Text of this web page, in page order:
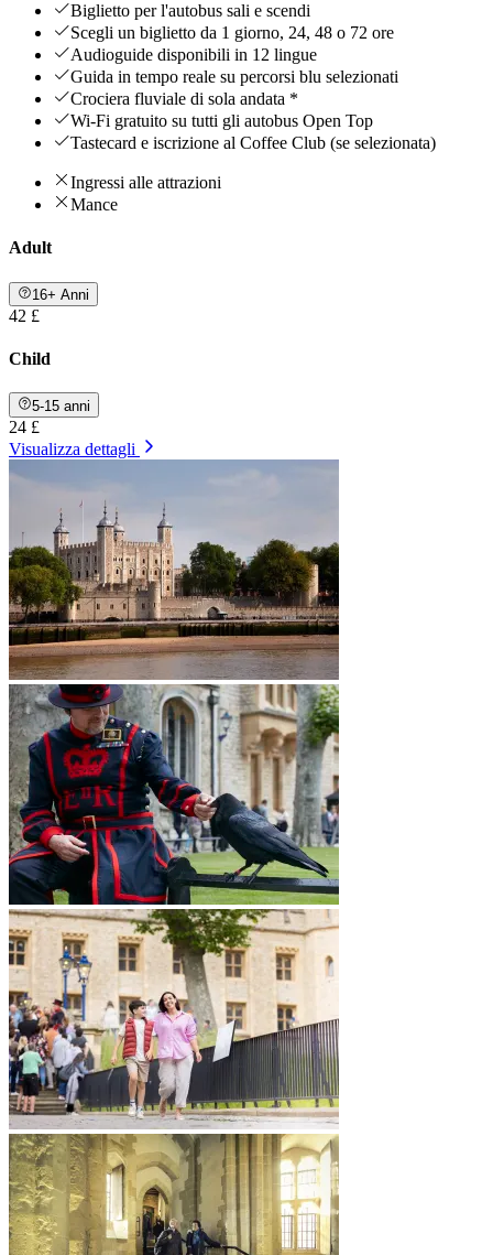
Biglietto per l'autobus sali e scendi
Scegli un biglietto da 1 giorno, 24, 48 o 72 ore
Audioguide disponibili in 12 lingue
Guida in tempo reale su percorsi blu selezionati
Crociera fluviale di sola andata *
Wi-Fi gratuito su tutti gli autobus Open Top
Tastecard e iscrizione al Coffee Club (se selezionata)
Ingressi alle attrazioni
Mance
Adult
16+ Anni
42 £
Child
5-15 anni
24 £
Visualizza dettagli